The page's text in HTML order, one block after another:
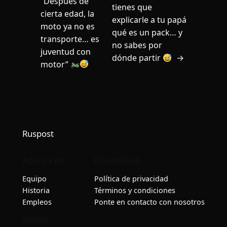
cierta edad, la
moto ya no es
transporte… es
juventud con
motor”
tienes que
explicarle a tu papá
qué es un pack… y
no sabes por
dónde partir
→
Ruspost
Equipo
Historia
Empleos
Política de privacidad
Términos y condiciones
Ponte en contacto con nosotros